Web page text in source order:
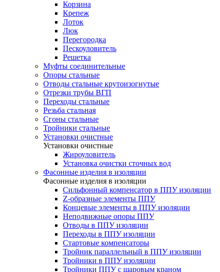
Корзина
Крепеж
Лоток
Люк
Перегородка
Пескоуловитель
Решетка
Муфты соединительные
Опоры стальные
Отводы стальные крутоизогнутые
Отрезки трубы ВГП
Переходы стальные
Резьба стальная
Сгоны стальные
Тройники стальные
Установки очистные
Установки очистные
Жироуловитель
Установка очистки сточных вод
Фасонные изделия в изоляции
Фасонные изделия в изоляции
Cильфонный компенсатор в ППУ изоляции
Z-образные элементы ППУ
Концевые элементы в ППУ изоляции
Неподвижные опоры ППУ
Отводы в ППУ изоляции
Переходы в ППУ изоляции
Стартовые компенсаторы
Тройник параллельный в ППУ изоляции
Тройники в ППУ изоляции
Тройники ППУ с шаровым краном